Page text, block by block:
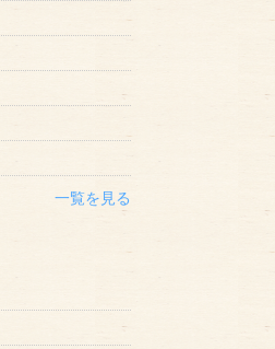
一覧を見る